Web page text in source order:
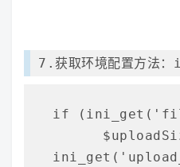
7.获取环境配置方法
if